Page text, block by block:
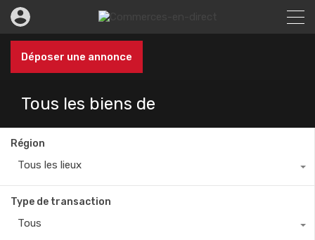
Déposer une annonce
Tous les biens de
Région
Tous les lieux
Type de transaction
Tous